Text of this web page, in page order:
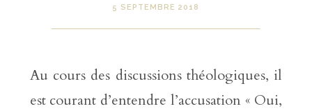
5 SEPTEMBRE 2018
Au cours des discussions théologiques, il
est courant d’entendre l’accusation « Oui,